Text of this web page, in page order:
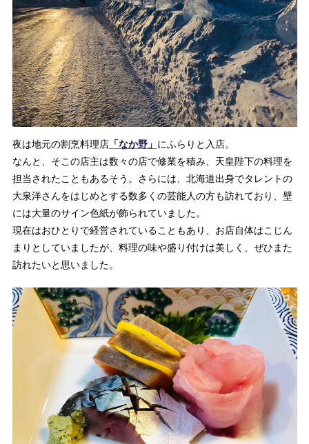
夜は地元の割烹料理店「なか野」 にふらりと入店。
なんと、そこの店主は数々の店で修業を積み、天皇陛下の料理を
担当されたこともあるそう。さらには、北海道出身でタレントの
大泉洋さんをはじめとする数多くの芸能人の方も訪れており、壁
には大量のサイン色紙が飾られていました。
現在はおひとりで経営されていることもあり、お店自体はこじん
まりとしていましたが、料理の味や盛り付けは美しく、ぜひまた
訪れたいと思いました。